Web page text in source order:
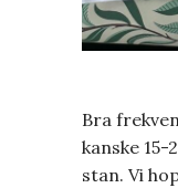
Bra
kanske
stan. Vi